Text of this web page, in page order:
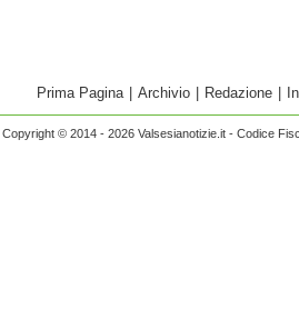
Prima Pagina Archivio Redazione
Copyright © 2014 - 2026 Valsesianotizie.it - Codice